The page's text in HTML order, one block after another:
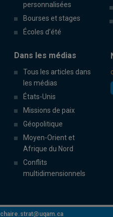
personnalisées
Bourses et stages
Écoles d’été
Dans les médias
Tous les articles dans
les médias
États-Unis
Missions de paix
Géopolitique
Moyen-Orient et
Afrique du Nord
Conflits
multidimensionnels
chaire.strat@uqam.ca